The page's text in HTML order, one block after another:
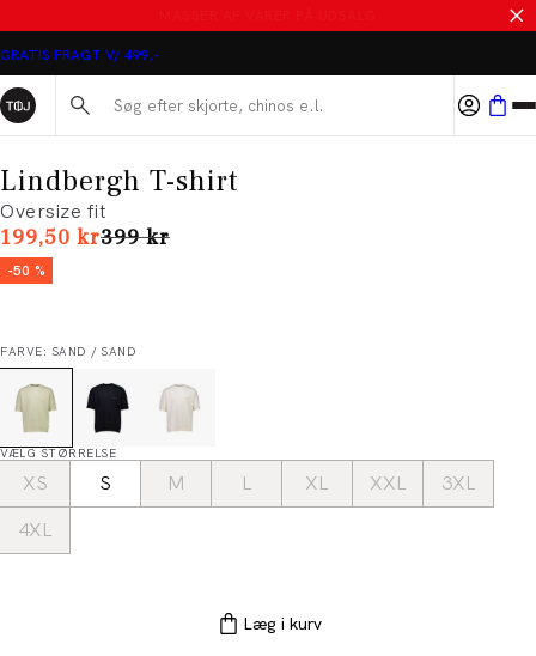
GRATIS FRAGT V/ 499,-
Søg her...
Lindbergh T-shirt
Oversize fit
199,50 krI alt (uden rabat)
399 kr
-50 %
FARVE: SAND / SAND
VÆLG STØRRELSE
XS S M L XL XXL
3XL
4XL
Læg i kurv